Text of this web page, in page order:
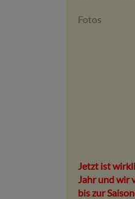
Fotos
Jetzt ist
Jahr und wir
bis zur